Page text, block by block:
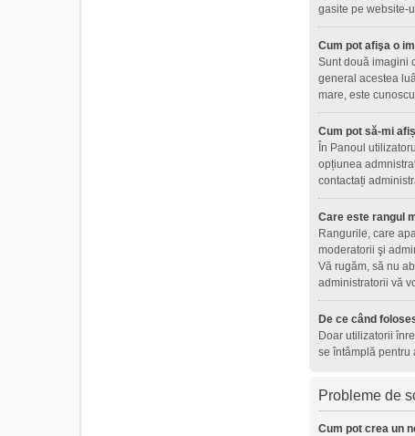
gasite pe website-ul
Cum pot afişa o
Sunt două imagini
general acestea
mare, este
Cum pot să-mi
În Panoul
opțiunea
contactați
Care este rangul
Rangurile, care
moderatorii şi
Vă rugăm, să nu
administratorii vă
De ce când
Doar utilizatorii
se întâmplă pentru
Probleme de
Cum pot crea un